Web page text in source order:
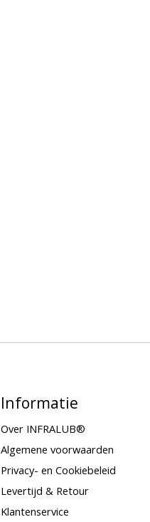
Informatie
Over INFRALUB®
Algemene voorwaarden
Privacy- en Cookiebeleid
Levertijd & Retour
Klantenservice